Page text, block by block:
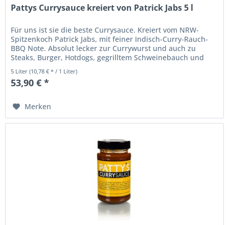
Pattys Currysauce kreiert von Patrick Jabs 5 l
Für uns ist sie die beste Currysauce. Kreiert vom NRW-
Spitzenkoch Patrick Jabs, mit feiner Indisch-Curry-Rauch-
BBQ Note. Absolut lecker zur Currywurst und auch zu
Steaks, Burger, Hotdogs, gegrilltem Schweinebauch und
Grillfleisch sowie...
5 Liter(10,78 € * / 1 Liter)
53,90 € *
Merken